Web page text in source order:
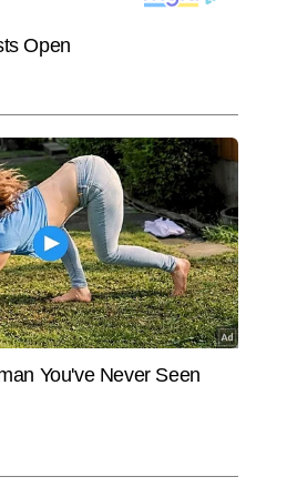
करने को लेकर सार्थक चर्चा हुई।
में पाकिस्तान की ISI को पूरी छूट
हसीना के बेटे बोले- जेलों से
आतंकवादी आ रहे, भारत के लिए
हैं और मीडिया में 9 वर्षों का अनुभव रखते
आयामों—कॉपी एडिटिंग, कंटेंट क्यूरेशन और
और ब्रेकिंग न्यूज पर उनकी मजबूत पकड़